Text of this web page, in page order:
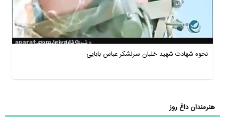
نحوه شهادت شهید خلبان سرلشکر عباس بابایی
هنرمندان داغ روز